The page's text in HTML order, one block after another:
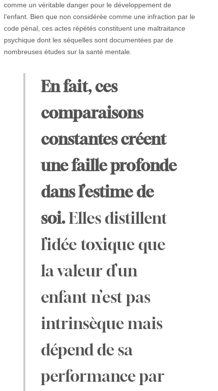
comme un véritable danger pour le développement de
l’enfant. Bien que non considérée comme une infraction par le
code pénal, ces actes répétés constituent une maltraitance
psychique dont les séquelles sont documentées par de
nombreuses études sur la santé mentale.
En fait, ces
comparaisons
constantes créent
une faille profonde
dans l’estime de
soi.Elles distillent
l’idée toxique que
la valeur d’un
enfant n’est pas
intrinsèque mais
dépend de sa
performance par